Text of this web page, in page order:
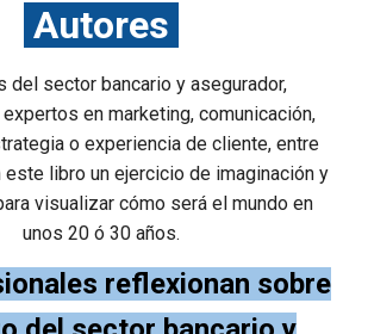
Autores
del sector bancario y asegurador,
en marketing, comunicación,
o experiencia de cliente, entre
este libro un ejercicio de imaginación y
visualizar cómo será el mundo en
unos 20 ó 30 años.
reflexionan sobre